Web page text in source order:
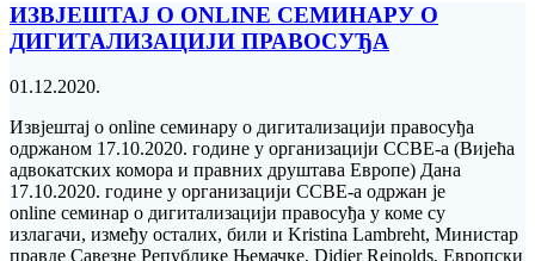
ИЗВЈЕШТАЈ О ONLINE СЕМИНАРУ О
ДИГИТАЛИЗАЦИЈИ ПРАВОСУЂА
01.12.2020.
Извјештај о online семинару о дигитализацији правосуђа
одржаном 17.10.2020. године у организацији CCBE-a (Вијећа
адвокатских комора и правних друштава Европе) Дана
17.10.2020. године у организацији CCBE-a одржан је
online семинар о дигитализацији правосуђа у коме су
излагачи, између осталих, били и Kristina Lambreht, Министар
правде Савезне Републике Њемачке, Didier Rejnolds, Европски